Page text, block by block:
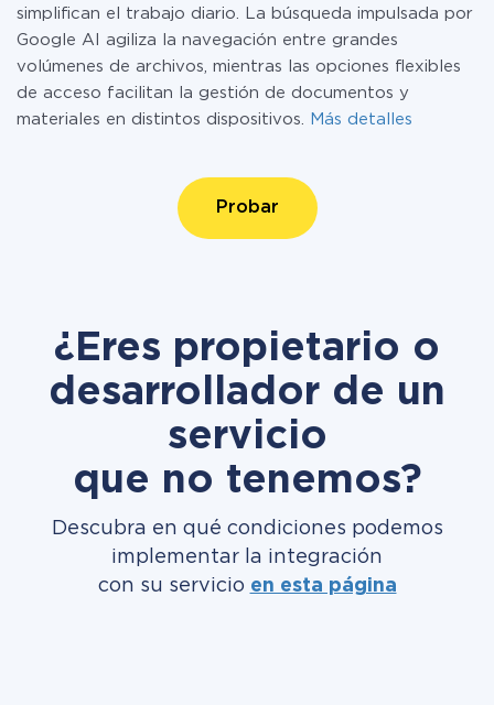
simplifican el trabajo diario. La búsqueda impulsada por
Google AI agiliza la navegación entre grandes
volúmenes de archivos, mientras las opciones flexibles
de acceso facilitan la gestión de documentos y
materiales en distintos dispositivos.
Más detalles
Probar
¿Eres propietario o
desarrollador de un
servicio
que no tenemos?
Descubra en qué condiciones podemos
implementar la integración
con su servicio en esta página